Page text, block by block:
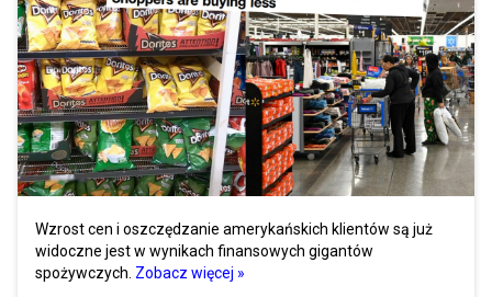
Wzrost cen i oszczędzanie amerykańskich klientów są już
widoczne jest w wynikach finansowych gigantów
spożywczych. Zobacz więcej »